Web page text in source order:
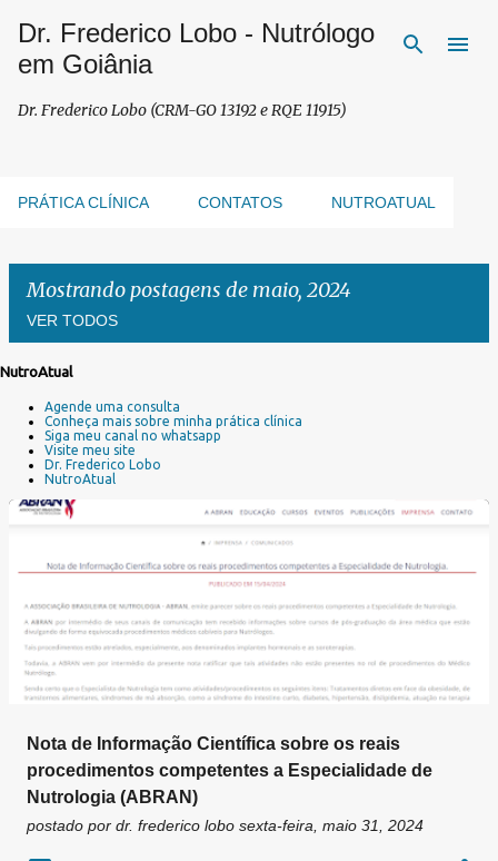
Pular para o conteúdo principal
Dr. Frederico Lobo - Nutrólogo
em Goiânia
Dr. Frederico Lobo (CRM-GO 13192 e RQE 11915)
PRÁTICA CLÍNICA CONTATOS NUTROATUAL
Mostrando postagens de maio, 2024
VER TODOS
g
NutroAtual
Agende uma consulta
Conheça mais sobre minha prática clínica
Siga meu canal no whatsapp
Visite meu site
Dr. Frederico Lobo
NutroAtual
Nota de Informação Científica sobre os reais
procedimentos competentes a Especialidade de
Nutrologia (ABRAN)
postado por dr. frederico lobo sexta-feira, maio 31, 2024